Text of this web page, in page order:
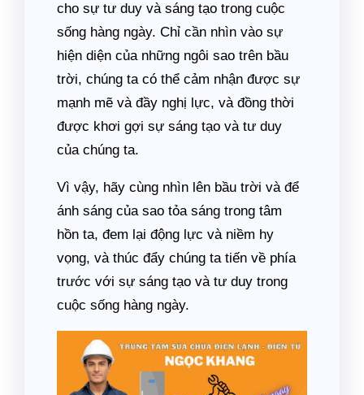
cho sự tư duy và sáng tạo trong cuộc
sống hàng ngày. Chỉ cần nhìn vào sự
hiện diện của những ngôi sao trên bầu
trời, chúng ta có thể cảm nhận được sự
mạnh mẽ và đầy nghị lực, và đồng thời
được khơi gợi sự sáng tạo và tư duy
của chúng ta.
Vì vậy, hãy cùng nhìn lên bầu trời và để
ánh sáng của sao tỏa sáng trong tâm
hồn ta, đem lại động lực và niềm hy
vọng, và thúc đẩy chúng ta tiến về phía
trước với sự sáng tạo và tư duy trong
cuộc sống hàng ngày.